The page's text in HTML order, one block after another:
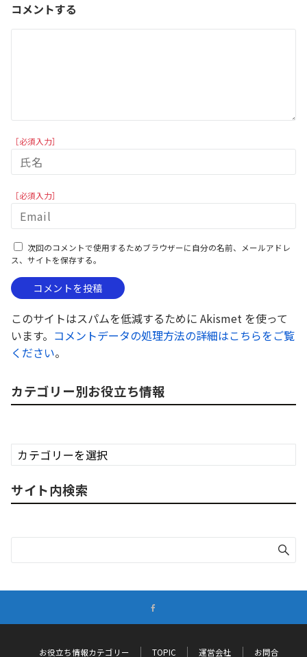
コメントする
［必須入力］
［必須入力］
次回のコメントで使用するためブラウザーに自分の名前、メールアドレ
ス、サイトを保存する。
このサイトはスパムを低減するために Akismet を使って
います。 コメントデータの処理方法の詳細はこちらをご覧
ください。
カテゴリー別お役立ち情報
カ
テ
リ
ー
お
立
サイト内検索
お役立ち情報カテゴリー TOPIC 運営会社 お問合